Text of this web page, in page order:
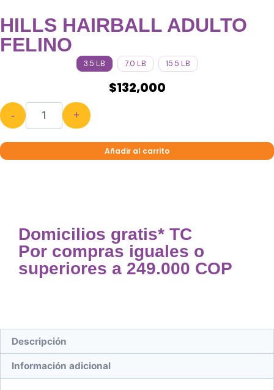
HILLS HAIRBALL ADULTO
FELINO
3.5 LB 7.0 LB 15.5 LB
$132,000
- +
Añadir al carrito
Domicilios gratis* TC
Por compras iguales o
superiores a 249.000 COP
Descripción
Información adicional